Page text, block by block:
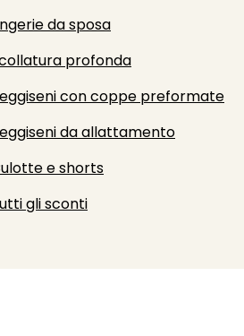
da sposa
profonda
con coppe preformate
da allattamento
e shorts
gli sconti